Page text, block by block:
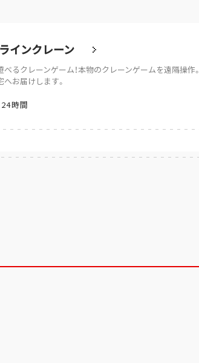
インクレーン
るクレーンゲーム！本物のクレーンゲームを遠隔操作。
お届けします。
24時間